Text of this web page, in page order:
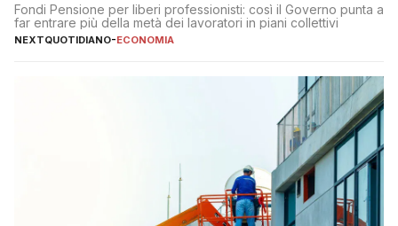
Fondi Pensione per liberi professionisti: così il Governo punta a
far entrare più della metà dei lavoratori in piani collettivi
NEXTQUOTIDIANO-ECONOMIA